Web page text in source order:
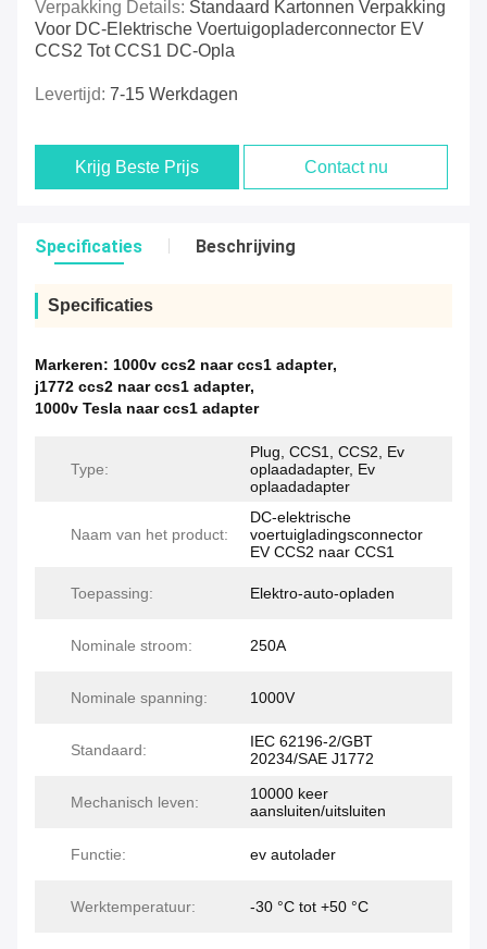
Verpakking Details: Standaard Kartonnen Verpakking
Voor DC-Elektrische Voertuigopladerconnector EV
CCS2 Tot CCS1 DC-Opla
Levertijd: 7-15 Werkdagen
Krijg Beste Prijs Contact nu
Specificaties Beschrijving
Specificaties
Markeren: 1000v ccs2 naar ccs1 adapter,
j1772 ccs2 naar ccs1 adapter,
1000v Tesla naar ccs1 adapter
Type:
Plug, CCS1, CCS2, Ev
oplaadadapter, Ev
oplaadadapter
Naam van het product:
DC-elektrische
voertuigladingsconnector
EV CCS2 naar CCS1
Toepassing: Elektro-auto-opladen
Nominale stroom: 250A
Nominale spanning: 1000V
Standaard:
IEC 62196-2/GBT
20234/SAE J1772
Mechanisch leven:
10000 keer
aansluiten/uitsluiten
Functie: ev autolader
Werktemperatuur: -30 °C tot +50 °C